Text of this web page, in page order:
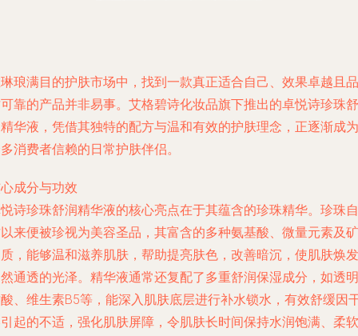
琅满目的护肤市场中，找到一款真正适合自己、效果卓越且品
靠的产品并非易事。艾格碧诗化妆品旗下推出的卓悦诗珍珠舒
华液，凭借其独特的配方与温和有效的护肤理念，正逐渐成为
消费者信赖的日常护肤伴侣。
成分与功效
诗珍珠舒润精华液的核心亮点在于其蕴含的珍珠精华。珍珠自
来便被珍视为美容圣品，其富含的多种氨基酸、微量元素及矿
，能够温和滋养肌肤，帮助提亮肤色，改善暗沉，使肌肤焕发
通透的光泽。精华液通常还复配了多重舒润保湿成分，如透明
、维生素B5等，能深入肌肤底层进行补水锁水，有效舒缓因
起的不适，强化肌肤屏障，令肌肤长时间保持水润饱满、柔软